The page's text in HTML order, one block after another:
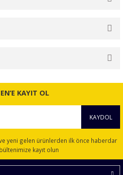
açıklamalarında ve diğer
noktaları öneri formunu
bilgiler bulunuyor.
KAYIT OL
KAYDOL
yeni gelen ürünlerden ilk önce haberdar
kayıt olun